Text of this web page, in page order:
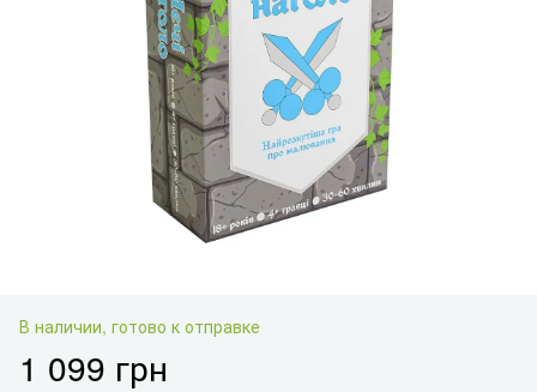
В наличии, готово к отправке
1 099 грн